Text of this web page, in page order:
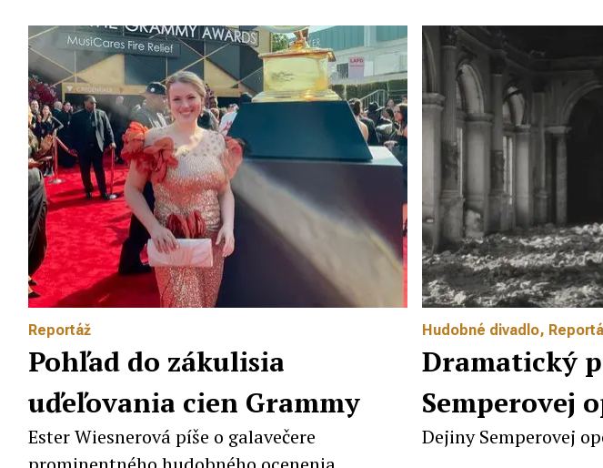
Reportáž
Pohľad do zákulisia
uďeľovania cien Grammy
Ester Wiesnerová píše o galavečere
Hudobné divadlo,
Dramatický
Semperovej
Dejiny Semperovej